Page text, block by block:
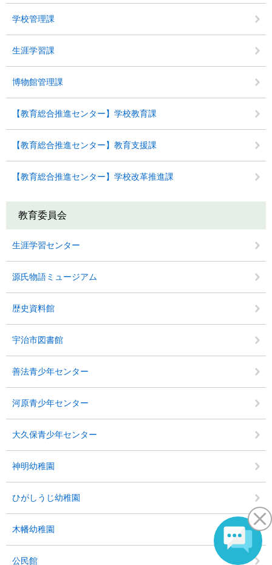
学校管理課
生涯学習課
博物館管理課
【教育総合推進センター】学校教育課
【教育総合推進センター】教育支援課
【教育総合推進センター】学校改革推進課
教育委員会
生涯学習センター
源氏物語ミュージアム
歴史資料館
宇治市図書館
善法青少年センター
河原青少年センター
大久保青少年センター
神明幼稚園
ひがしうじ幼稚園
木幡幼稚園
公民館